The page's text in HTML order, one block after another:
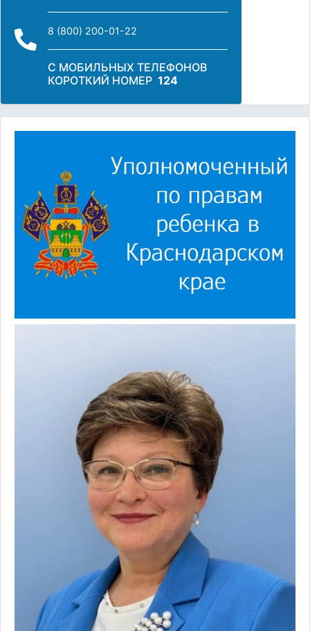
8 (800) 200-01-22
С МОБИЛЬНЫХ ТЕЛЕФОНОВ
КОРОТКИЙ НОМЕР 124